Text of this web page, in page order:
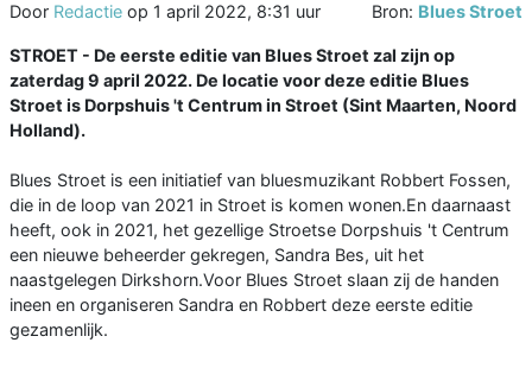
Door Redactie op 1 april 2022, 8:31 uur Bron: Blues Stroet
STROET - De eerste editie van Blues Stroet zal zijn op
zaterdag 9 april 2022. De locatie voor deze editie Blues
Stroet is Dorpshuis 't Centrum in Stroet (Sint Maarten, Noord
Holland).
Blues Stroet is een initiatief van bluesmuzikant Robbert Fossen,
die in de loop van 2021 in Stroet is komen wonen.En daarnaast
heeft, ook in 2021, het gezellige Stroetse Dorpshuis 't Centrum
een nieuwe beheerder gekregen, Sandra Bes, uit het
naastgelegen Dirkshorn.Voor Blues Stroet slaan zij de handen
ineen en organiseren Sandra en Robbert deze eerste editie
gezamenlijk.